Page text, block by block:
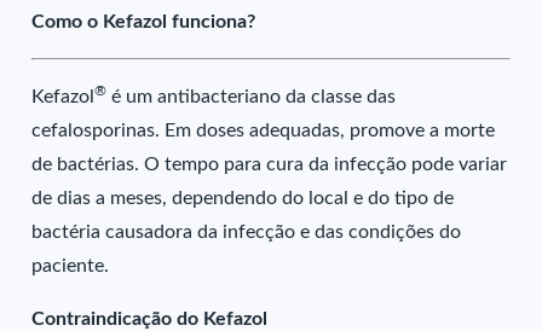
Como o Kefazol funciona?
Kefazol® é um antibacteriano da classe das
cefalosporinas. Em doses adequadas, promove a morte
de bactérias. O tempo para cura da infecção pode variar
de dias a meses, dependendo do local e do tipo de
bactéria causadora da infecção e das condições do
paciente.
Contraindicação do Kefazol